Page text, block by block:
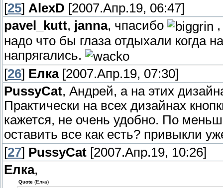
[25] AlexD [2007.Апр.19, 06:47]
pavel_kutt, janna, чпасибо
надо что бы глаза отдыхали когда
напрягались.
[26] Елка[2007.Апр.19, 07:30]
PussyCat, Андрей, а на этих
Практически на всех дизайнах
кажется, не очень удобно. По
оставить все как есть? привыкли
[27] PussyCat [2007.Апр.19, 10:26]
Елка,
Quote(Елка)